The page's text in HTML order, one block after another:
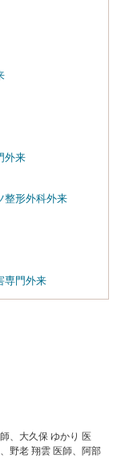
外来
整形外科外来
専門外来
、大久保 ゆかり 医
野老 翔雲 医師、阿部